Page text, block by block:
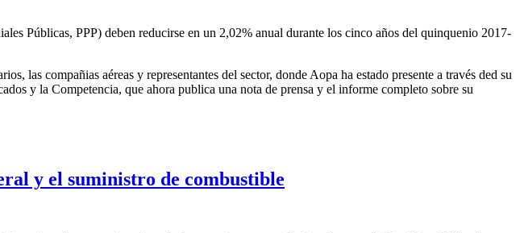
Públicas, PPP) deben reducirse en un 2,02% anual durante los cinco años del quinquenio 2017-
las compañias aéreas y representantes del sector, donde Aopa ha estado presente a través ded su
y la Competencia, que ahora publica una nota de prensa y el informe completo sobre su
y el suministro de combustible